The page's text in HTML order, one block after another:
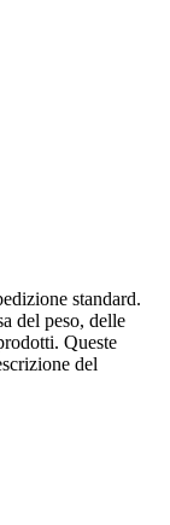
standard.
del peso, delle
Queste
del